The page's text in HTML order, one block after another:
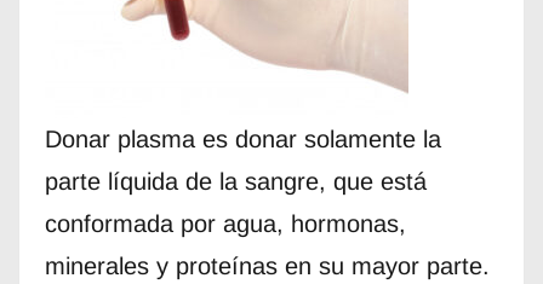
Donar plasma es donar solamente la
parte líquida de la sangre, que está
conformada por agua, hormonas,
minerales y proteínas en su mayor parte.